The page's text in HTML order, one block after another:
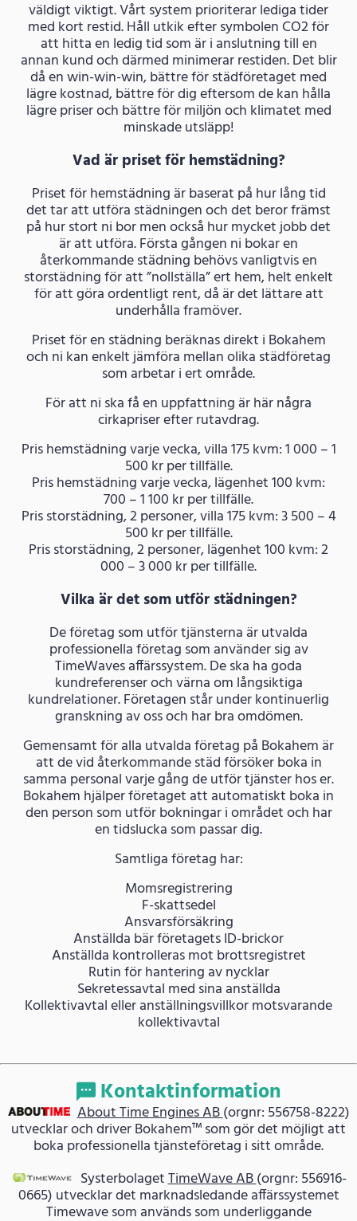
väldigt viktigt. Vårt system prioriterar lediga tider
med kort restid. Håll utkik efter symbolen CO2 för
att hitta en ledig tid som är i anslutning till en
annan kund och därmed minimerar restiden. Det blir
då en win-win-win, bättre för städföretaget med
lägre kostnad, bättre för dig eftersom de kan hålla
lägre priser och bättre för miljön och klimatet med
minskade utsläpp!
Vad är priset för hemstädning?
Priset för hemstädning är baserat på hur lång tid
det tar att utföra städningen och det beror främst
på hur stort ni bor men också hur mycket jobb det
är att utföra. Första gången ni bokar en
återkommande städning behövs vanligtvis en
storstädning för att ”nollställa” ert hem, helt enkelt
för att göra ordentligt rent, då är det lättare att
underhålla framöver.
Priset för en städning beräknas direkt i Bokahem
och ni kan enkelt jämföra mellan olika städföretag
som arbetar i ert område.
För att ni ska få en uppfattning är här några
cirkapriser efter rutavdrag.
Pris hemstädning varje vecka, villa 175 kvm: 1 000 – 1
500 kr per tillfälle.
Pris hemstädning varje vecka, lägenhet 100 kvm:
700 – 1 100 kr per tillfälle.
Pris storstädning, 2 personer, villa 175 kvm: 3 500 – 4
500 kr per tillfälle.
Pris storstädning, 2 personer, lägenhet 100 kvm: 2
000 – 3 000 kr per tillfälle.
Vilka är det som utför städningen?
De företag som utför tjänsterna är utvalda
professionella företag som använder sig av
TimeWaves affärssystem. De ska ha goda
kundreferenser och värna om långsiktiga
kundrelationer. Företagen står under kontinuerlig
granskning av oss och har bra omdömen.
Gemensamt för alla utvalda företag på Bokahem är
att de vid återkommande städ försöker boka in
samma personal varje gång de utför tjänster hos er.
Bokahem hjälper företaget att automatiskt boka in
den person som utför bokningar i området och har
en tidslucka som passar dig.
Samtliga företag har:
Momsregistrering
F-skattsedel
Ansvarsförsäkring
Anställda bär företagets ID-brickor
Anställda kontrolleras mot brottsregistret
Rutin för hantering av nycklar
Sekretessavtal med sina anställda
Kollektivavtal eller anställningsvillkor motsvarande
kollektivavtal
Kontaktinformation
About Time Engines AB(orgnr: 556758-8222)
utvecklar och driver Bokahem™ som gör det möjligt att
boka professionella tjänsteföretag i sitt område.
SysterbolagetTimeWave AB(orgnr: 556916-
0665) utvecklar det marknadsledande affärssystemet
Timewave som används som underliggande